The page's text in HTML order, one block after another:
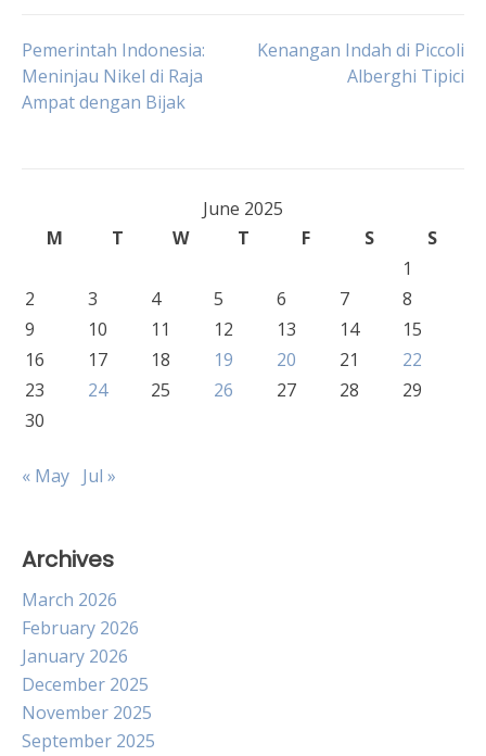
Post
navigation
Pemerintah Indonesia:
Meninjau Nikel di Raja
Ampat dengan Bijak
Kenangan Indah di Piccoli
Alberghi Tipici
June 2025
M
T W T F S
S
1
2
3 4 5 6 7
8
9
10 11 12 13 14
15
16
17 18 19 20 21
22
23
24 25 26 27 28
29
30
« May Jul »
Archives
March 2026
February 2026
January 2026
December 2025
November 2025
September 2025